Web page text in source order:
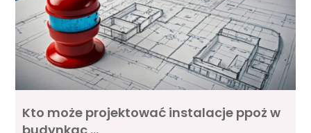
Kto może projektować instalacje ppoż w